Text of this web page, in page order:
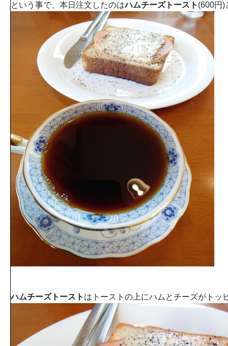
という事で、本日注文したのはハムチーズトースト (600円)
ハムチーズトースト はトーストの上にハムとチーズがトッ